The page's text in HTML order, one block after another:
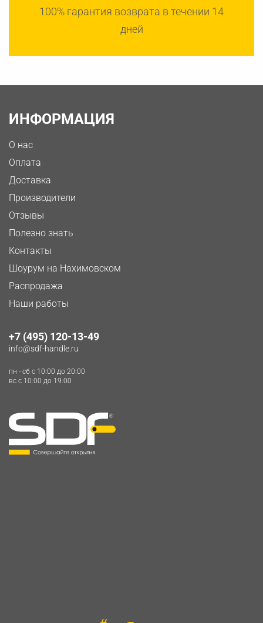
100% гарантия возврата в течении 14
дней
ИНФОРМАЦИЯ
О нас
Оплата
Доставка
Производители
Отзывы
Полезно знать
Контакты
Шоурум на Нахимовском
Распродажа
Наши работы
+7 (495) 120-13-49
info@sdf-handle.ru
пн - сб c 10:00 до 20:00
вс c 10:00 до 19:00